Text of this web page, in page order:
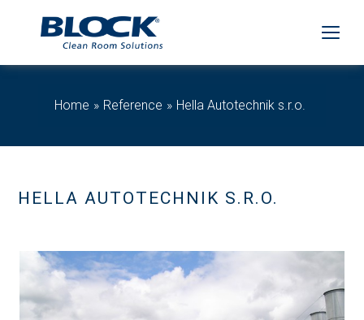
Home Reference Hella Autotechnik s.r.o.
HELLA AUTOTECHNIK S.R.O.